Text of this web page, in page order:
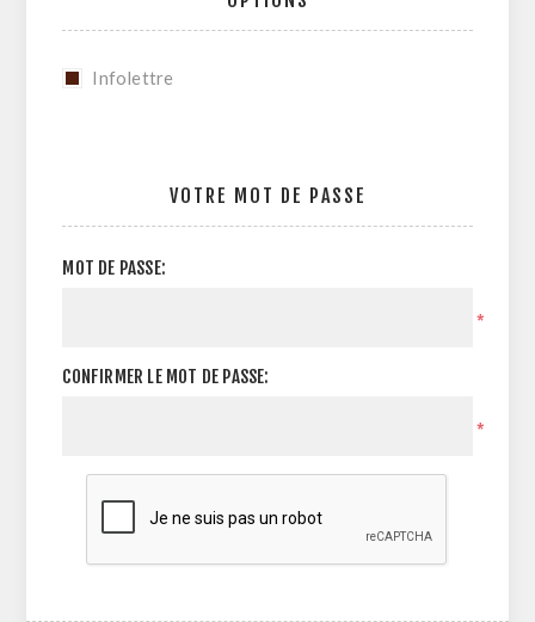
Infolettre
VOTRE MOT DE PASSE
MOT DE PASSE:
*
CONFIRMER LE MOT DE PASSE:
*